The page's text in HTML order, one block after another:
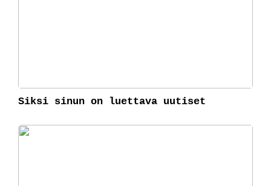
Siksi sinun on luettava uutiset